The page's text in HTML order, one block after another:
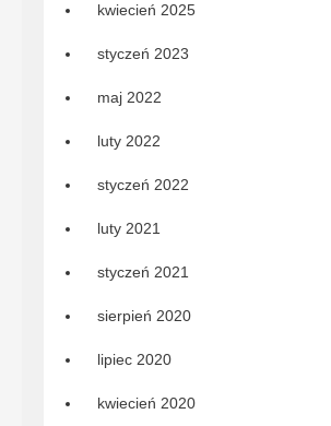
kwiecień 2025
styczeń 2023
maj 2022
luty 2022
styczeń 2022
luty 2021
styczeń 2021
sierpień 2020
lipiec 2020
kwiecień 2020